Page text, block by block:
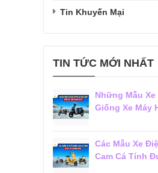
Tin Khuyến Mại
TIN TỨC MỚI NHẤT
Những Mẫu
Giống Xe Máy
Các Mẫu Xe
Cam Cá Tính